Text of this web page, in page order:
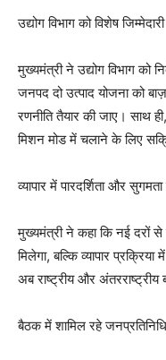
उद्योग विभाग को विशेष जिम्मेदारी
मुख्यमंत्री ने उद्योग विभाग को
जनपद दो उत्पाद योजना को
रणनीति तैयार की जाए। साथ
मिशन मोड में चलाने के लिए
व्यापार में पारदर्शिता और
मुख्यमंत्री ने कहा कि नई दरों
मिलेगा, बल्कि व्यापार
अब राष्ट्रीय और
बैठक में शामिल रहे